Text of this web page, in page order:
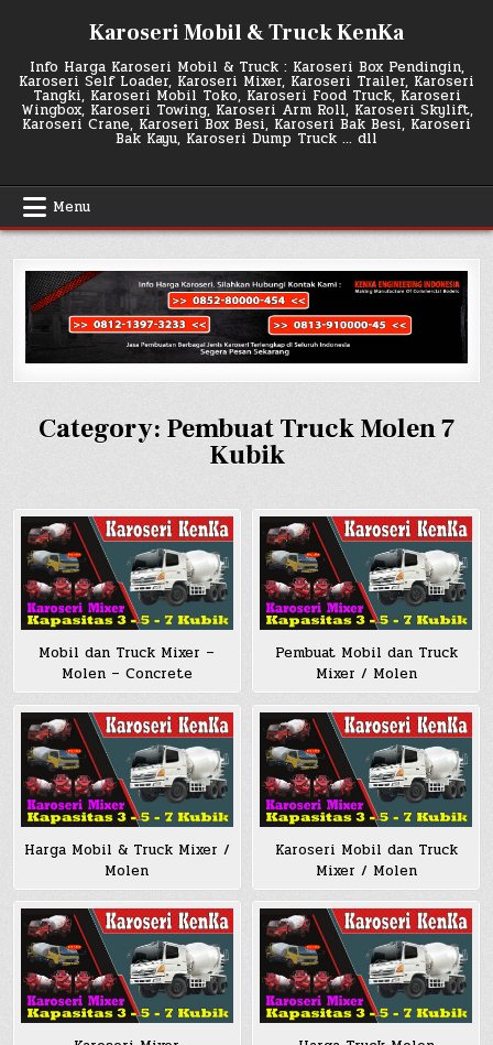
Karoseri Mobil & Truck KenKa
Info Harga Karoseri Mobil & Truck : Karoseri Box Pendingin,
Karoseri Self Loader, Karoseri Mixer, Karoseri Trailer, Karoseri
Tangki, Karoseri Mobil Toko, Karoseri Food Truck, Karoseri
Wingbox, Karoseri Towing, Karoseri Arm Roll, Karoseri Skylift,
Karoseri Crane, Karoseri Box Besi, Karoseri Bak Besi, Karoseri
Bak Kayu, Karoseri Dump Truck … dll
Menu
Category: Pembuat Truck Molen 7
Kubik
Mobil dan Truck Mixer –
Molen – Concrete
Pembuat Mobil dan Truck
Mixer / Molen
Harga Mobil & Truck Mixer /
Molen
Karoseri Mobil dan Truck
Mixer / Molen